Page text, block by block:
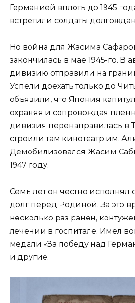
Германией вплоть до 1945
встретили солдаты
Но война для Жасима
закончилась в мае 1945-го. В
дивизию отправили на
Успели доехать только до
объявили, что Япония
охраняя и сопровождая
дивизия перенаправилась в
строили там кинотеатр им.
Демобилизовался Жасим
1947 году.
Семь лет он честно исполнял
долг перед Родиной. За это
несколько раз ранен,
лечении в госпитале. Имел
медали «За победу над
и другие.